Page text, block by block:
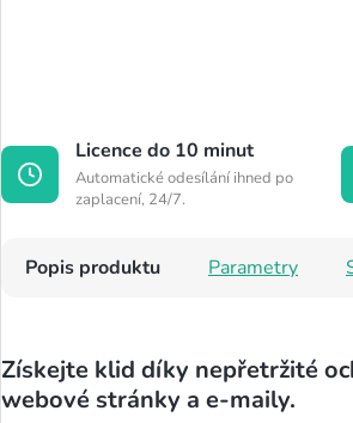
Licence do 10 minut
Automatické odesílání ihned po
zaplacení, 24/7.
Popis produktu Parametry
Získejte klid díky nepřetržité
webové stránky a e‑maily.